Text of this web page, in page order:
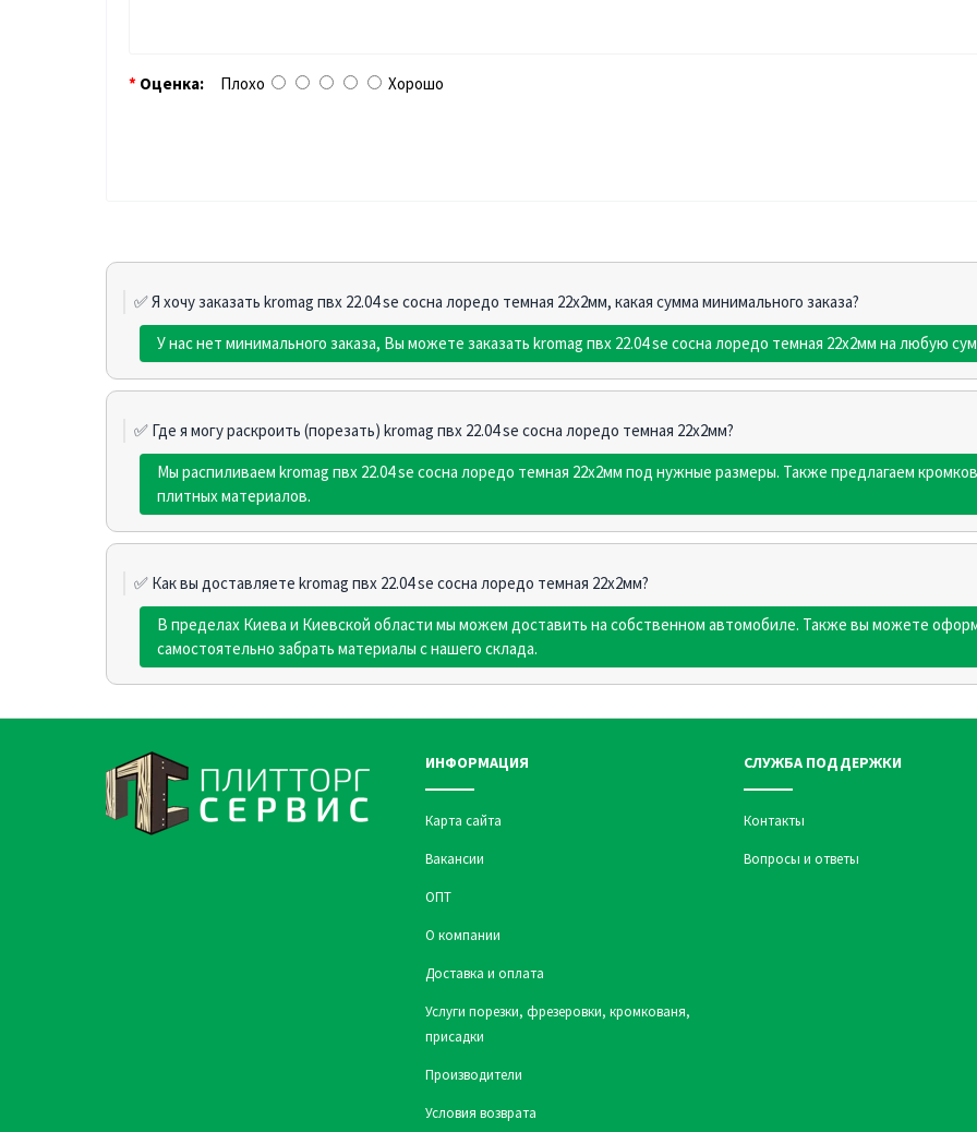
Оценка: Плохо Хорошо
✅ Я хочу заказать kromag пвх 22.04 sе сосна лоредо темная 22х2мм, какая сумма минимального заказа?
У нас нет минимального заказа, Вы можете заказать kromag пвх 22.04 sе сосна лоредо темная 22х2мм на любую
✅ Где я могу раскроить (порезать) kromag пвх 22.04 sе сосна лоредо темная 22х2мм?
Мы распиливаем kromag пвх 22.04 sе сосна лоредо темная 22х2мм под нужные размеры. Также предлагаем
плитных материалов.
✅ Как вы доставляете kromag пвх 22.04 sе сосна лоредо темная 22х2мм?
В пределах Киева и Киевской области мы можем доставить на собственном автомобиле. Также вы можете
самостоятельно забрать материалы с нашего склада.
ИНФОРМАЦИЯ
Карта сайта
Вакансии
ОПТ
О компании
Доставка и оплата
Услуги порезки, фрезеровки, кромкованя,
присадки
Производители
Условия возврата
СЛУЖБА ПОДДЕРЖКИ
Контакты
Вопросы и ответы